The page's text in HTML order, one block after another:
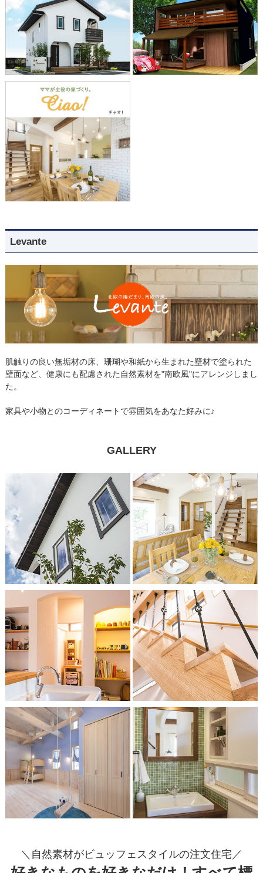
Levante
肌触りの良い無垢材の床、珊瑚や和紙から生まれた壁材で塗られた
壁面など、健康にも配慮された自然素材を"南欧風"にアレンジしまし
た。
家具や小物とのコーディネートで雰囲気をあなた好みに♪
GALLERY
＼自然素材がビュッフェスタイルの注文住宅／